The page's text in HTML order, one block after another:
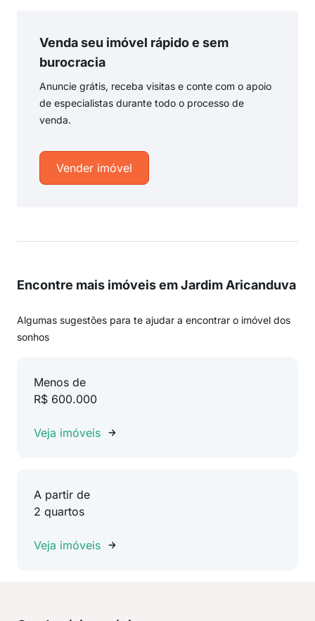
Venda seu imóvel rápido e sem
burocracia
Anuncie grátis, receba visitas e conte com o apoio
de especialistas durante todo o processo de
venda.
Vender imóvel
Encontre mais imóveis em Jardim Aricanduva
Algumas sugestões para te ajudar a encontrar o imóvel dos
sonhos
Menos de
R$ 600.000
Veja imóveis
A partir de
2 quartos
Veja imóveis